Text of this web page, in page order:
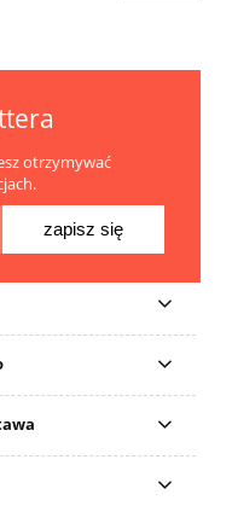
otrzymywać
zapisz się